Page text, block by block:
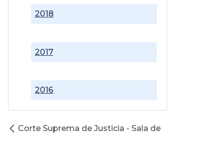
2016
2017
2018
Corte Suprema de Justicia - Sala de